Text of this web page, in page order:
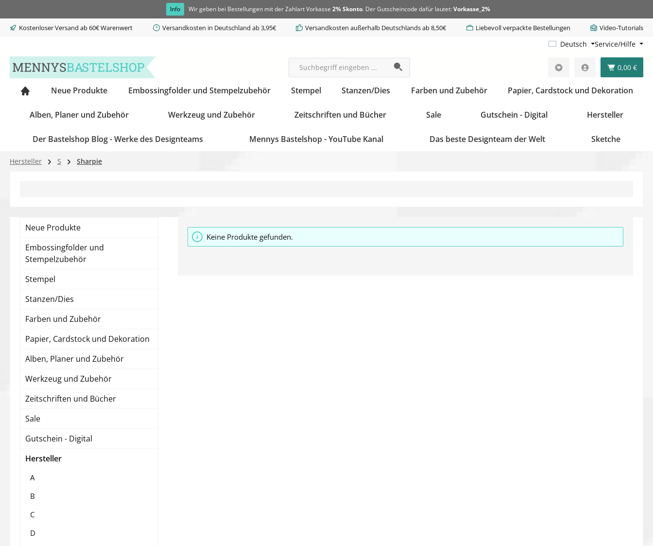
Info Wir geben bei Bestellungen mit der Zahlart Vorkasse 2% Skonto. Der Gutscheincode dafür lautet: Vorkasse_2%
Kostenloser Versand ab 60€ Warenwert Versandkosten in Deutschland ab 3,95€ Versandkosten außerhalb Deutschlands ab 8,50€ Liebevoll verpackte Bestellungen Video-Tutorials
Deutsch Service/Hilfe
0,00 €
Neue Produkte Embossingfolder und Stempelzubehör Stempel Stanzen/Dies Farben und Zubehör Papier, Cardstock und Dekoration
Alben, Planer und Zubehör Werkzeug und Zubehör Zeitschriften und Bücher Sale Gutschein - Digital Hersteller
Der Bastelshop Blog - Werke des Designteams Mennys Bastelshop - YouTube Kanal Das beste Designteam der Welt Sketche
Hersteller S Sharpie
Neue Produkte
Embossingfolder und
Stempelzubehör
Stempel
Stanzen/Dies
Farben und Zubehör
Papier, Cardstock und Dekoration
Alben, Planer und Zubehör
Werkzeug und Zubehör
Zeitschriften und Bücher
Sale
Gutschein - Digital
Hersteller
A
B
C
D
Keine Produkte gefunden.